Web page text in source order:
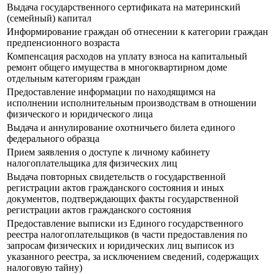
Выдача государственного сертификата на материнский
(семейный) капитал
Информирование граждан об отнесении к категории граждан
предпенсионного возраста
Компенсация расходов на уплату взноса на капитальный
ремонт общего имущества в многоквартирном доме
отдельным категориям граждан
Предоставление информации по находящимся на
исполнении исполнительным производствам в отношении
физического и юридического лица
Выдача и аннулирование охотничьего билета единого
федерального образца
Прием заявления о доступе к личному кабинету
налогоплательщика для физических лиц
Выдача повторных свидетельств о государственной
регистрации актов гражданского состояния и иных
документов, подтверждающих факты государственной
регистрации актов гражданского состояния
Предоставление выписки из Единого государственного
реестра налогоплательщиков (в части предоставления по
запросам физических и юридических лиц выписок из
указанного реестра, за исключением сведений, содержащих
налоговую тайну)